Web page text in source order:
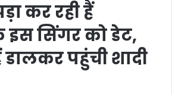
कर रही हैं
सिंगर को डेट,
डालकर पहुंची शादी